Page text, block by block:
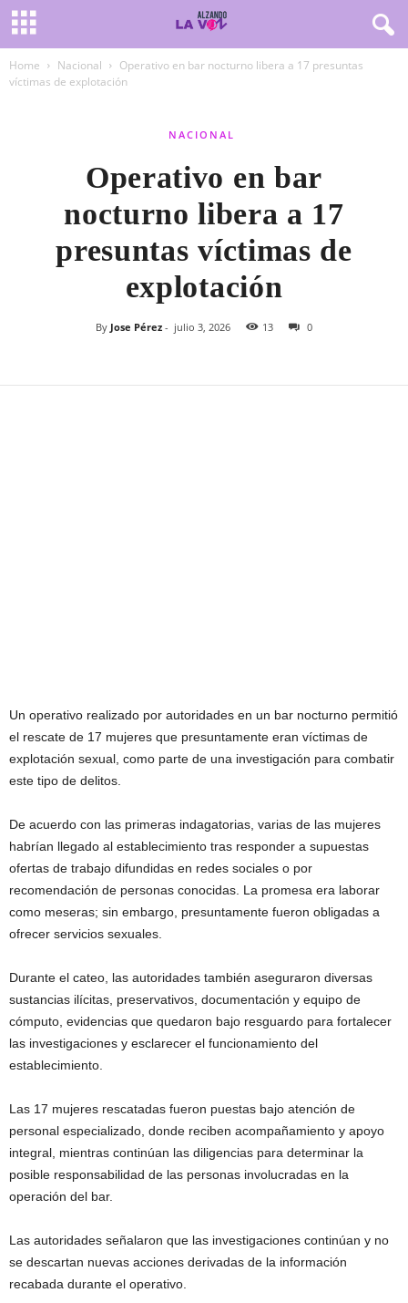
Home Nacional
Operativo en bar nocturno libera a 17 presuntas
víctimas de explotación
NACIONAL
Operativo en bar
nocturno libera a 17
presuntas víctimas de
explotación
By Jose Pérez - julio 3, 2026 13 0
Un operativo realizado por autoridades en un bar nocturno permitió
el rescate de 17 mujeres que presuntamente eran víctimas de
explotación sexual, como parte de una investigación para combatir
este tipo de delitos.
De acuerdo con las primeras indagatorias, varias de las mujeres
habrían llegado al establecimiento tras responder a supuestas
ofertas de trabajo difundidas en redes sociales o por
recomendación de personas conocidas. La promesa era laborar
como meseras; sin embargo, presuntamente fueron obligadas a
ofrecer servicios sexuales.
Durante el cateo, las autoridades también aseguraron diversas
sustancias ilícitas, preservativos, documentación y equipo de
cómputo, evidencias que quedaron bajo resguardo para fortalecer
las investigaciones y esclarecer el funcionamiento del
establecimiento.
Las 17 mujeres rescatadas fueron puestas bajo atención de
personal especializado, donde reciben acompañamiento y apoyo
integral, mientras continúan las diligencias para determinar la
posible responsabilidad de las personas involucradas en la
operación del bar.
Las autoridades señalaron que las investigaciones continúan y no
se descartan nuevas acciones derivadas de la información
recabada durante el operativo.